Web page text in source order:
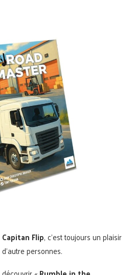
Capitan Flip, c’est toujours un plaisir
personnes.